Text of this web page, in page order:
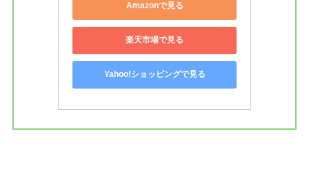
Amazonで見る
楽天市場で見る
Yahoo!ショッピングで見る